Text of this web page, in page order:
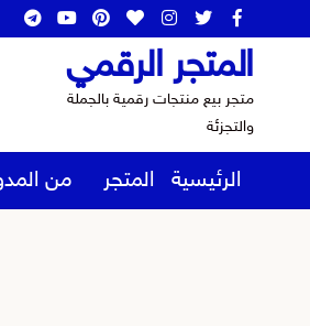
المتجر الرقمي
متجر بيع منتجات رقمية بالجملة
والتجزئة
الرئيسية المتجر من